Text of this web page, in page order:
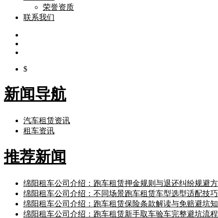
荣誉资质
联系我们
$
新闻导航
汽车租赁资讯
租车资讯
推荐新闻
绵阳租车公司介绍：跑车租赁押金规则与退还纠纷规避
绵阳租车公司介绍：不同场景跑车租赁车型选型适配技巧
绵阳租车公司介绍：跑车租赁保险条款解读与免赔避坑
绵阳租车公司介绍：跑车租赁新手取车验车完整避坑流程